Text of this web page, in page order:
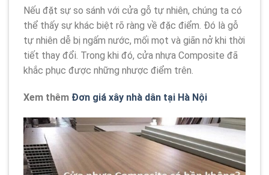
Nếu đặt sự so sánh với cửa gỗ tự nhiên, chúng ta có
thể thấy sự khác biệt rõ ràng về đặc điểm. Đó là gỗ
tự nhiên dễ bị ngấm nước, mối mọt và giãn nở khi thời
tiết thay đổi. Trong khi đó, cửa nhựa Composite đã
khắc phục được những nhược điểm trên.
Xem thêm Đơn giá xây nhà dân tại Hà Nội